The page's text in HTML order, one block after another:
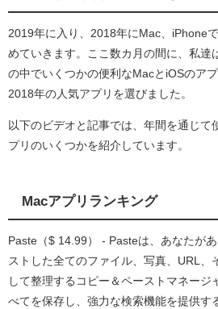
2019年に入り、2018年にMac、iPhone
めていきます。ここ数カ月の間に、私達
の中でいくつかの便利なMacとiOSのア
2018年の人気アプリを選びました。
以下のビデオと記事では、年間を通じて
プリのいくつかを紹介しています。
Macアプリランキング
Paste（$ 14.99） - Pasteは、あなたが
ストした全てのファイル、写真、URL、
して整理するコピー＆ペーストマネージ
べてを保存し、強力な検索機能を提供す